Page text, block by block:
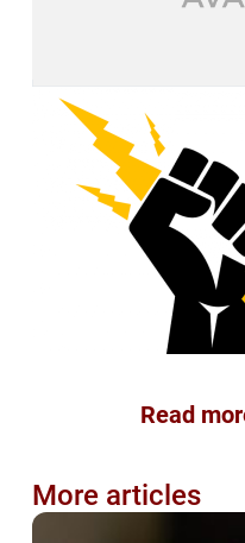
Read
More articles